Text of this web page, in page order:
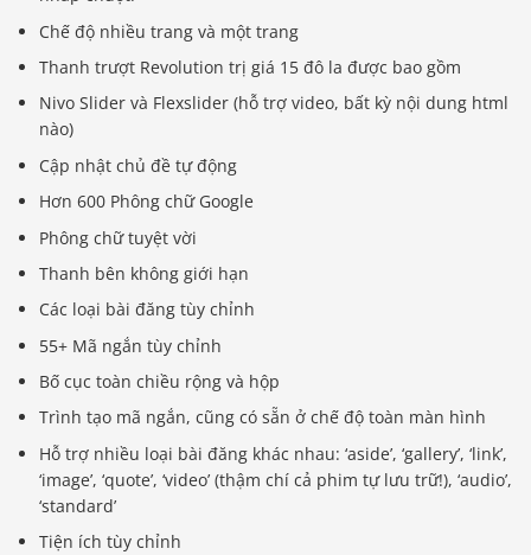
Chế độ nhiều trang và một trang
Thanh trượt Revolution trị giá 15 đô la được bao gồm
Nivo Slider và Flexslider (hỗ trợ video, bất kỳ nội dung html
nào)
Cập nhật chủ đề tự động
Hơn 600 Phông chữ Google
Phông chữ tuyệt vời
Thanh bên không giới hạn
Các loại bài đăng tùy chỉnh
55+ Mã ngắn tùy chỉnh
Bố cục toàn chiều rộng và hộp
Trình tạo mã ngắn, cũng có sẵn ở chế độ toàn màn hình
Hỗ trợ nhiều loại bài đăng khác nhau: ‘aside’, ‘gallery’, ‘link’,
‘image’, ‘quote’, ‘video’ (thậm chí cả phim tự lưu trữ!), ‘audio’,
‘standard’
Tiện ích tùy chỉnh